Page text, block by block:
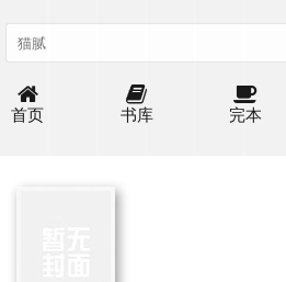
首页 书库 完本